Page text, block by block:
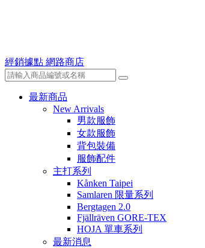
經銷據點 網路商店
最新商品
New Arrivals
男款服飾
女款服飾
背包裝備
服飾配件
主打系列
Kånken Taipei
Samlaren 限量系列
Bergtagen 2.0
Fjällräven GORE-TEX
HOJA 單車系列
最新消息